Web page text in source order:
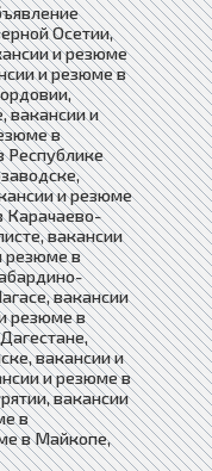
Осетии,
и резюме
и резюме в
вакансии и
в
Республике
и резюме
Карачаево-
вакансии
резюме в
вакансии
резюме в
вакансии и
и резюме в
вакансии
в
в Майкопе,